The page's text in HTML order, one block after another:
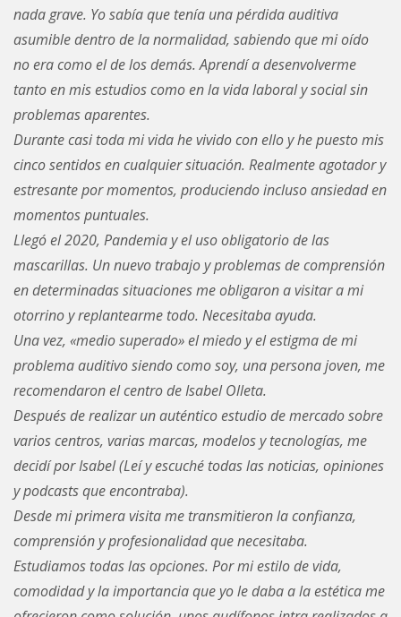
nada grave. Yo sabía que tenía una pérdida auditiva
asumible dentro de la normalidad, sabiendo que mi oído
no era como el de los demás. Aprendí a desenvolverme
tanto en mis estudios como en la vida laboral y social sin
problemas aparentes.
Durante casi toda mi vida he vivido con ello y he puesto mis
cinco sentidos en cualquier situación. Realmente agotador y
estresante por momentos, produciendo incluso ansiedad en
momentos puntuales.
Llegó el 2020, Pandemia y el uso obligatorio de las
mascarillas. Un nuevo trabajo y problemas de comprensión
en determinadas situaciones me obligaron a visitar a mi
otorrino y replantearme todo. Necesitaba ayuda.
Una vez, «medio superado» el miedo y el estigma de mi
problema auditivo siendo como soy, una persona joven, me
recomendaron el centro de Isabel Olleta.
Después de realizar un auténtico estudio de mercado sobre
varios centros, varias marcas, modelos y tecnologías, me
decidí por Isabel (Leí y escuché todas las noticias, opiniones
y podcasts que encontraba).
Desde mi primera visita me transmitieron la confianza,
comprensión y profesionalidad que necesitaba.
Estudiamos todas las opciones. Por mi estilo de vida,
comodidad y la importancia que yo le daba a la estética me